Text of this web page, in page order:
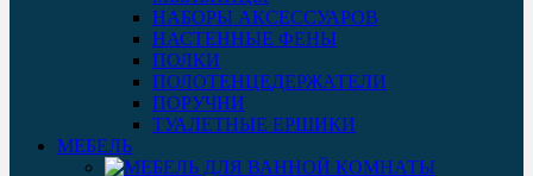
НАБОРЫ АКСЕССУАРОВ
НАСТЕННЫЕ ФЕНЫ
ПОЛКИ
ПОЛОТЕНЦЕДЕРЖАТЕЛИ
ПОРУЧНИ
ТУАЛЕТНЫЕ ЕРШИКИ
МЕБЕЛЬ